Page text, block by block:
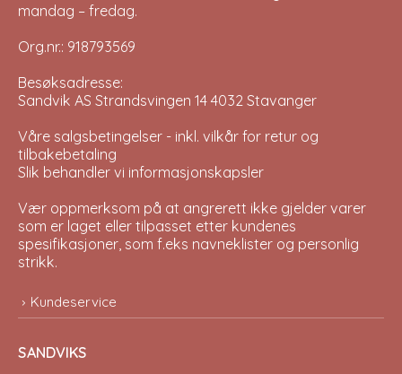
mandag – fredag.
Org.nr.: 918793569
Besøksadresse:
Sandvik AS Strandsvingen 14 4032 Stavanger
Våre salgsbetingelser - inkl. vilkår for retur og
tilbakebetaling
Slik behandler vi informasjonskapsler
Vær oppmerksom på at angrerett ikke gjelder varer
som er laget eller tilpasset etter kundenes
spesifikasjoner, som f.eks navneklister og personlig
strikk.
Kundeservice
SANDVIKS